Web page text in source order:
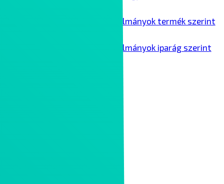
Ipari esettanulmányok termék szerint
Ipari esettanulmányok iparág szerint